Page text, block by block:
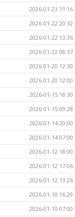
2026-01-23 11:16
2026-01-22 20:32
2026-01-22 13:36
2026-01-22 08:37
2026-01-20 12:30
2026-01-20 12:00
2026-01-15 18:30
2026-01-15 09:28
2026-01-14 20:00
2026-01-14 07:00
2026-01-12 18:00
2026-01-12 17:06
2026-01-12 13:26
2026-01-10 16:29
2026-01-10 07:00